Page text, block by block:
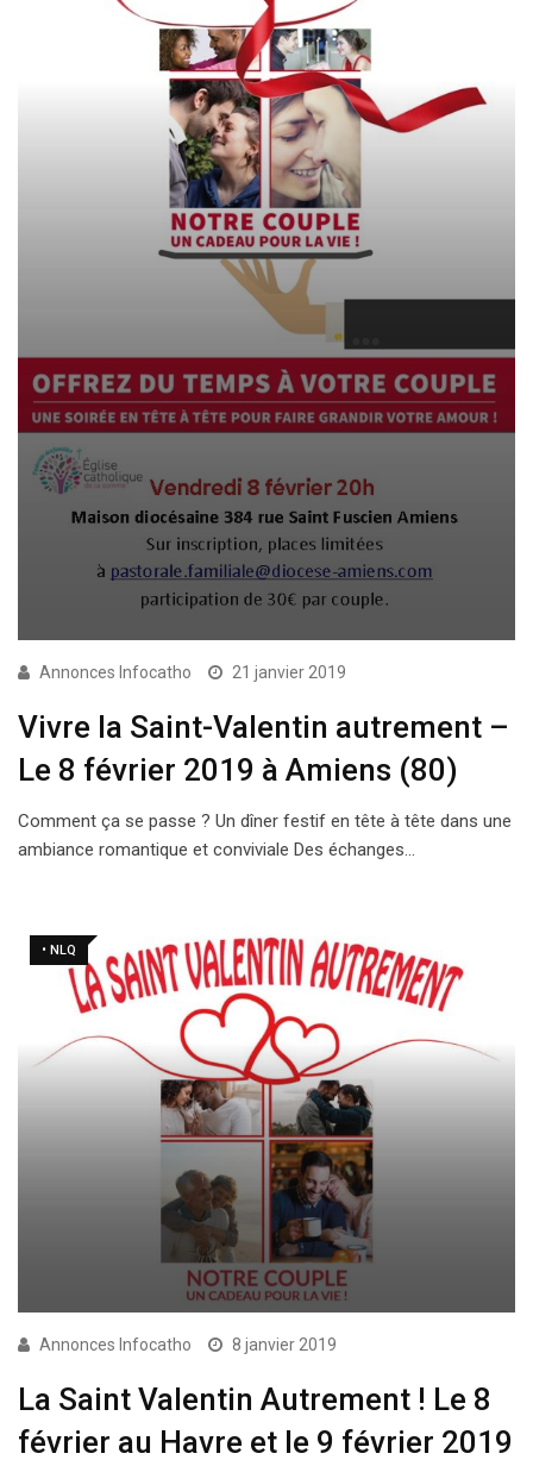
Annonces Infocatho 21 janvier 2019
Vivre la Saint-Valentin autrement –
Le 8 février 2019 à Amiens (80)
Comment ça se passe ? Un dîner festif en tête à tête dans une
ambiance romantique et conviviale Des échanges…
• NLQ
Annonces Infocatho 8 janvier 2019
La Saint Valentin Autrement ! Le 8
février au Havre et le 9 février 2019